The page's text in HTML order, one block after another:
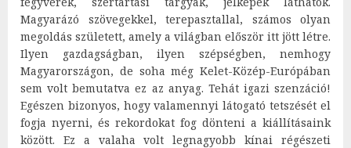
Magyarázó szövegekkel, terepasztallal, számos olyan
megoldás született, amely a világban először itt jött létre.
Ilyen gazdagságban, ilyen szépségben, nemhogy
Magyarországon, de soha még Kelet-Közép-Európában
sem volt bemutatva ez az anyag. Tehát igazi szenzáció!
Egészen bizonyos, hogy valamennyi látogató tetszését el
fogja nyerni, és rekordokat fog dönteni a kiállításaink
között. Ez a valaha volt legnagyobb kínai régészeti